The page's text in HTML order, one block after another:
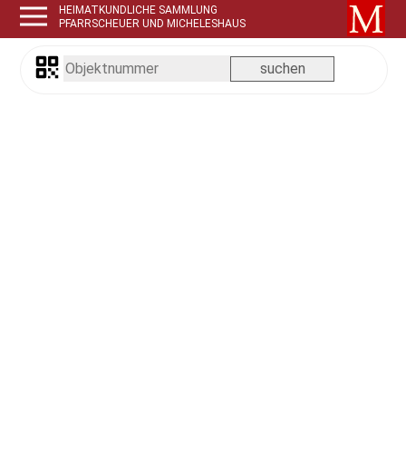
HEIMATKUNDLICHE SAMMLUNG
PFARRSCHEUER UND MICHELESHAUS